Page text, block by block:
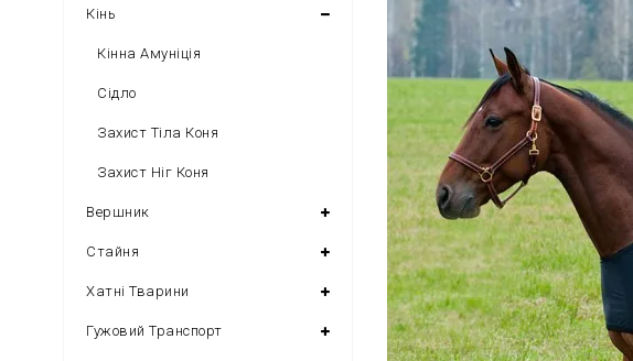
Кінь
Кінна Амуніція
Сідло
Захист Тіла Коня
Захист Ніг Коня
Вершник
Стайня
Хатні Тварини
Гужовий Транспорт